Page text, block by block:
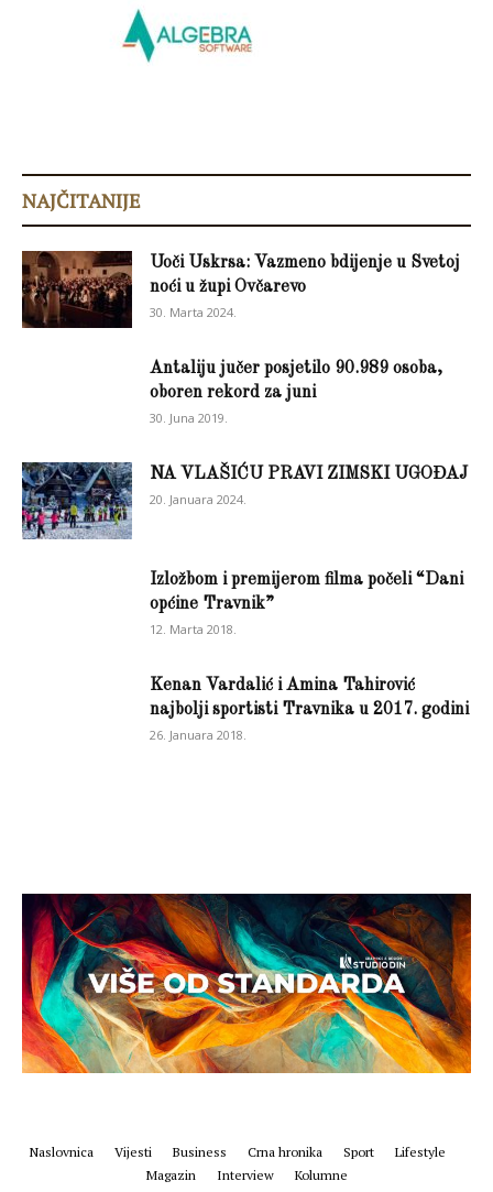
NAJČITANIJE
Uoči Uskrsa: Vazmeno bdijenje u Svetoj
noći u župi Ovčarevo
30. Marta 2024.
Antaliju jučer posjetilo 90.989 osoba,
oboren rekord za juni
30. Juna 2019.
NA VLAŠIĆU PRAVI ZIMSKI UGOĐAJ
20. Januara 2024.
Izložbom i premijerom filma počeli “Dani
općine Travnik”
12. Marta 2018.
Kenan Vardalić i Amina Tahirović
najbolji sportisti Travnika u 2017. godini
26. Januara 2018.
Naslovnica Vijesti Business Crna hronika Sport
Lifestyle
Magazin
Interview Kolumne